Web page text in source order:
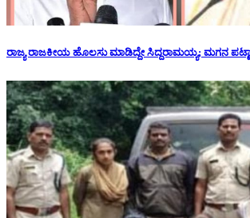
ರಾಜ್ಯ ರಾಜಕೀಯ ಹೊಲಸು ಮಾಡಿದ್ದೇ ಸಿದ್ದರಾಮಯ್ಯ; ಮಗನ